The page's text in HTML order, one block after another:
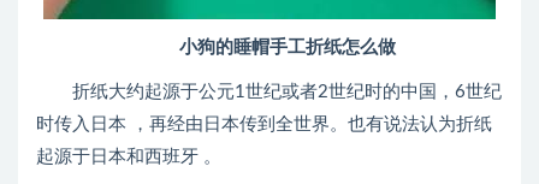
小狗的睡帽手工折纸怎么做
折纸大约起源于公元1世纪或者2世纪时的中国，6世纪
时传入日本 ，再经由日本传到全世界。也有说法认为折纸
起源于日本和西班牙 。